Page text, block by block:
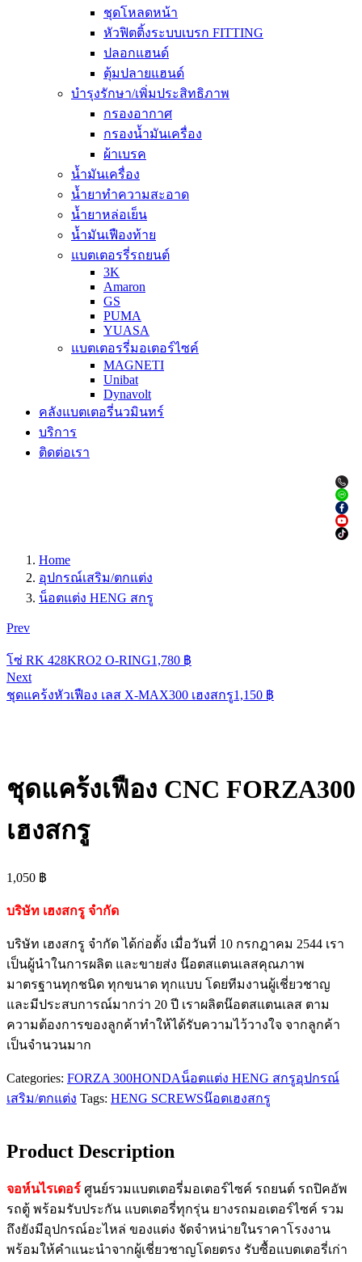
ชุดโหลดหน้า
หัวฟิตติ้งระบบเบรก FITTING
ปลอกแฮนด์
ตุ้มปลายแฮนด์
บำรุงรักษา/เพิ่มประสิทธิภาพ
กรองอากาศ
กรองน้ำมันเครื่อง
ผ้าเบรค
น้ำมันเครื่อง
น้ำยาทำความสะอาด
น้ำยาหล่อเย็น
น้ำมันเฟืองท้าย
แบตเตอรรี่รถยนต์
3K
Amaron
GS
PUMA
YUASA
แบตเตอรรี่มอเตอร์ไซค์
MAGNETI
Unibat
Dynavolt
คลังแบตเตอรี่นวมินทร์
บริการ
ติดต่อเรา
Home
อุปกรณ์เสริม/ตกแต่ง
น็อตแต่ง HENG สกรู
Prev
โซ่ RK 428KRO2 O-RING1,780 ฿
Next
ชุดแคร้งหัวเฟือง เลส X-MAX300 เฮงสกรู1,150 ฿
ชุดแคร้งเฟือง CNC FORZA300
เฮงสกรู
1,050 ฿
บริษัท เฮงสกรู จำกัด
บริษัท เฮงสกรู จำกัด ได้ก่อตั้ง เมื่อวันที่ 10 กรกฎาคม 2544 เรา
เป็นผู้นำในการผลิต และขายส่ง น๊อตสแตนเลสคุณภาพ
มาตรฐานทุกชนิด ทุกขนาด ทุกแบบ โดยทีมงานผู้เชี่ยวชาญ
และมีประสบการณ์มากว่า 20 ปี เราผลิตน๊อตสแตนเลส ตาม
ความต้องการของลูกค้าทำให้ได้รับความไว้วางใจ จากลูกค้า
เป็นจำนวนมาก
Categories: FORZA 300HONDAน็อตแต่ง HENG สกรูอุปกรณ์
เสริม/ตกแต่ง Tags: HENG SCREWSน๊อตเฮงสกรู
Product Description
จอห์นไรเดอร์ ศูนย์รวมแบตเตอรี่มอเตอร์ไซค์ รถยนต์ รถปิคอัพ
รถตู้ พร้อมรับประกัน แบตเตอรี่ทุกรุ่น ยางรถมอเตอร์ไซค์ รวม
ถึงยังมีอุปกรณ์อะไหล่ ของแต่ง จัดจำหน่ายในราคาโรงงาน
พร้อมให้คำแนะนำจากผู้เชี่ยวชาญโดยตรง รับซื้อแบตเตอรี่เก่า